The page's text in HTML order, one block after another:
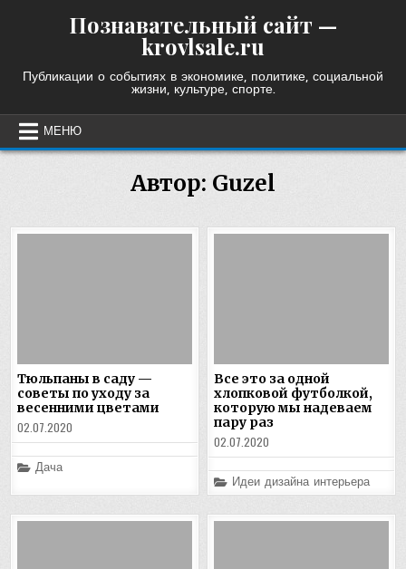
Познавательный сайт —
krovlsale.ru
Публикации о событиях в экономике, политике, социальной
жизни, культуре, спорте.
МЕНЮ
Автор: Guzel
Тюльпаны в саду —
советы по уходу за
весенними цветами
02.07.2020
Posted
in
Дача
Все это за одной
хлопковой футболкой,
которую мы надеваем
пару раз
02.07.2020
Posted
in
Идеи дизайна интерьера